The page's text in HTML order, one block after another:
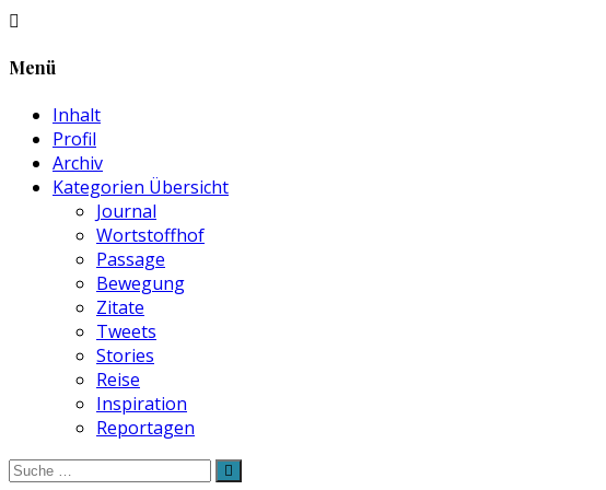
Menü
Inhalt
Profil
Archiv
Kategorien Übersicht
Journal
Wortstoffhof
Passage
Bewegung
Zitate
Tweets
Stories
Reise
Inspiration
Reportagen
Suche